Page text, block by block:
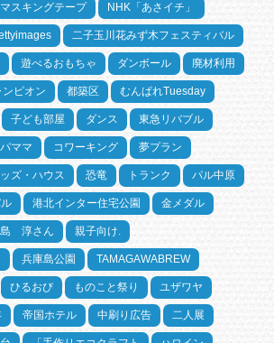
マスキングテープ NHK「あさイチ」
二子玉川花みず木フェスティバル
遊べるおもちゃ ダンボール 廃材利用
ピオン 都築区 むんぱれTuesday
子ども部屋 ダンス 東急リバブル
ママ コワーキング 夢プラン
ズ・ハウス 恐竜 トランク パル中原
港北インター住宅公園 金メダル
淳さん 親子向け.
兵庫島公園 TAMAGAWABREW
ひるおび ものこと祭り ユザワヤ
帝国ホテル 中刷り広告 二人展